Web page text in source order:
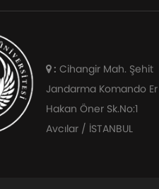
: Cihangir Mah. Şehit
Jandarma Komando Er
Hakan Öner Sk.No:1
Avcılar / İSTANBUL